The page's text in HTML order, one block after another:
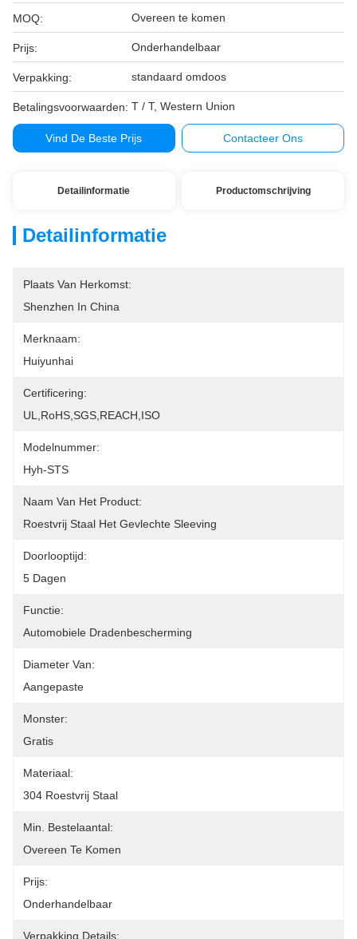
MOQ: Overeen te komen
Prijs: Onderhandelbaar
Verpakking: standaard omdoos
Betalingsvoorwaarden: T / T, Western Union
Vind De Beste Prijs Contacteer Ons
Detailinformatie Productomschrijving
Detailinformatie
Plaats Van Herkomst:
Shenzhen In China
Merknaam:
Huiyunhai
Certificering:
UL,RoHS,SGS,REACH,ISO
Modelnummer:
Hyh-STS
Naam Van Het Product:
Roestvrij Staal Het Gevlechte Sleeving
Doorlooptijd:
5 Dagen
Functie:
Automobiele Dradenbescherming
Diameter Van:
Aangepaste
Monster:
Gratis
Materiaal:
304 Roestvrij Staal
Min. Bestelaantal:
Overeen Te Komen
Prijs:
Onderhandelbaar
Verpakking Details: